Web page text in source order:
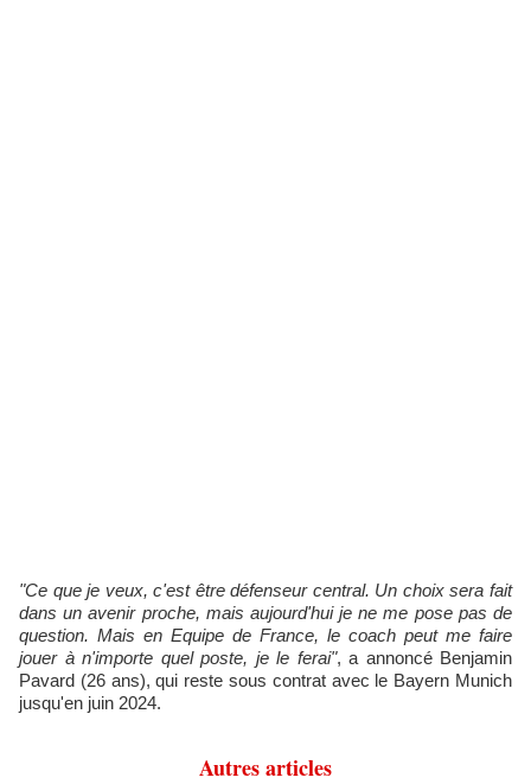
"Ce que je veux, c'est être défenseur central. Un choix sera fait
dans un avenir proche, mais aujourd'hui je ne me pose pas de
question. Mais en Equipe de France, le coach peut me faire
jouer à n'importe quel poste, je le ferai", a annoncé Benjamin
Pavard (26 ans), qui reste sous contrat avec le Bayern Munich
jusqu'en juin 2024.
Autres articles